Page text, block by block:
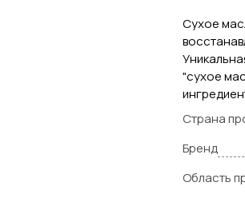
Сухое
"сухое
Страна
Бренд
Область